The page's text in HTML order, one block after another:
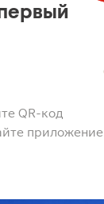
QR-код
приложение